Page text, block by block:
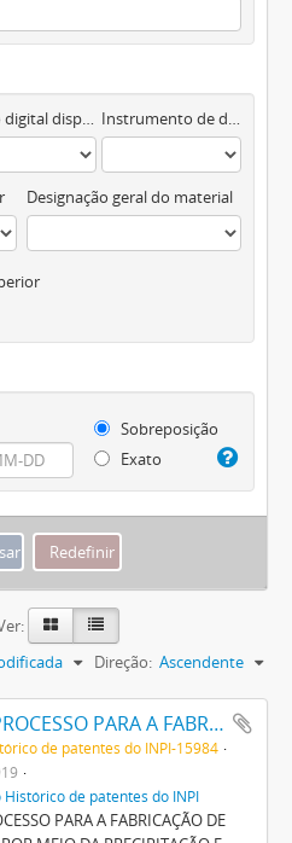
Objeto digital disponível Instrumento de descrição documental
Designação geral do material
Sobreposição
Exato
Direção: Ascendente
UM NOVO PROCESSO PARA A FABRICAÇÃO DE TINTAS EM PÓ POR MEIO DA PRECIPITAÇÃO E FIXAÇÃO DE TINTAS ANILINAS SOBRE CORPOS MINERAES
de patentes do INPI-15984
Histórico de patentes do INPI
PARA A FABRICAÇÃO DE